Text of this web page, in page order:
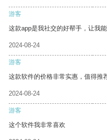
游客
这款app是我社交的好帮手，让我
2024-08-24
游客
这款软件的价格非常实惠，值得推
2024-08-24
游客
这个软件我非常喜欢